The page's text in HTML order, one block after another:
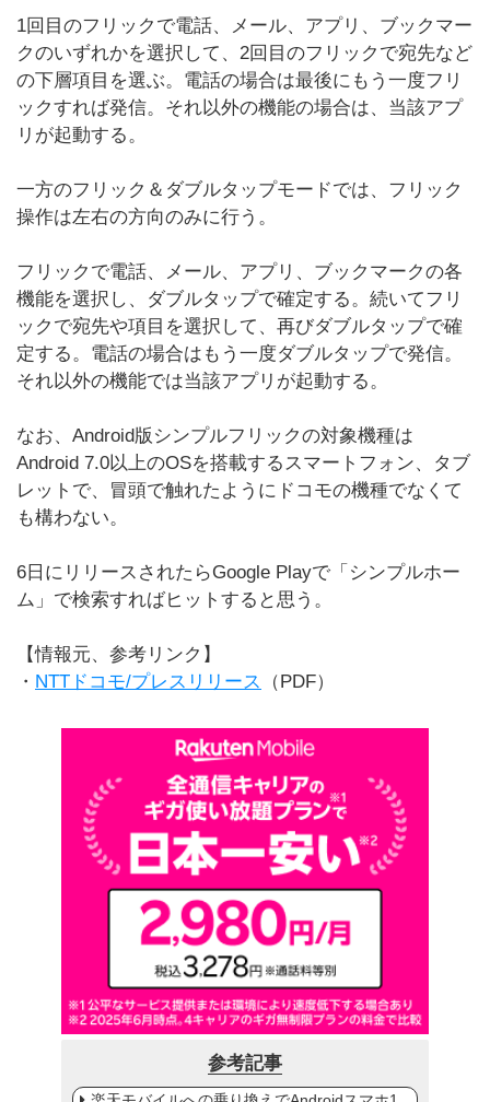
1回目のフリックで電話、メール、アプリ、ブックマー
クのいずれかを選択して、2回目のフリックで宛先など
の下層項目を選ぶ。電話の場合は最後にもう一度フリ
ックすれば発信。それ以外の機能の場合は、当該アプ
リが起動する。
一方のフリック＆ダブルタップモードでは、フリック
操作は左右の方向のみに行う。
フリックで電話、メール、アプリ、ブックマークの各
機能を選択し、ダブルタップで確定する。続いてフリ
ックで宛先や項目を選択して、再びダブルタップで確
定する。電話の場合はもう一度ダブルタップで発信。
それ以外の機能では当該アプリが起動する。
なお、Android版シンプルフリックの対象機種は
Android 7.0以上のOSを搭載するスマートフォン、タブ
レットで、冒頭で触れたようにドコモの機種でなくて
も構わない。
6日にリリースされたらGoogle Playで「シンプルホー
ム」で検索すればヒットすると思う。
【情報元、参考リンク】
・ NTTドコモ/プレスリリース （PDF）
参考記事